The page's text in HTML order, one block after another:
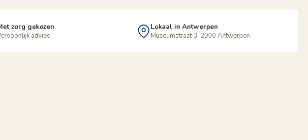
zorg gekozen
advies
Lokaal in Antwerpen
Museumstraat 3, 2000 Antwerpen